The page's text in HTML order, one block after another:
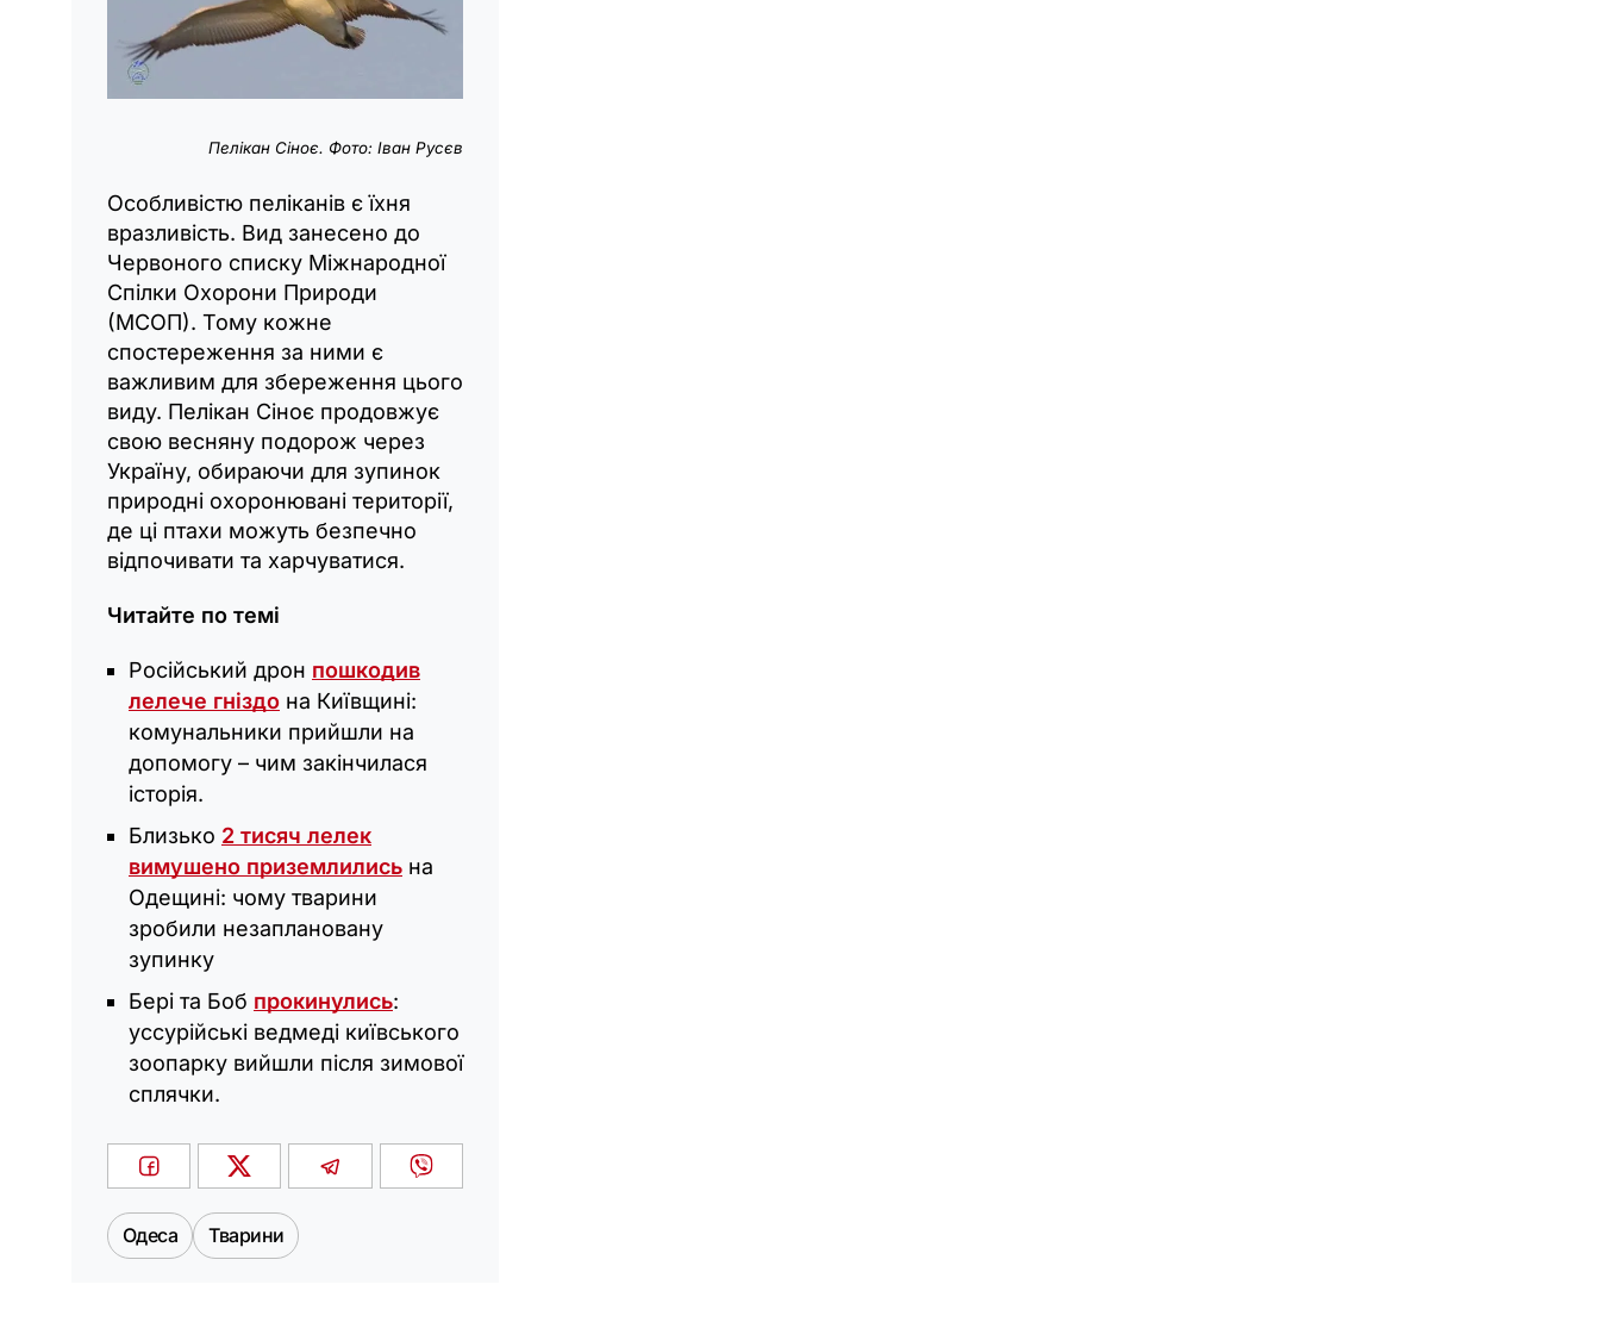
Пелікан Сіноє. Фото: Іван Русєв
Особливістю пеліканів є їхня
вразливість. Вид занесено до
Червоного списку Міжнародної
Спілки Охорони Природи
(МСОП). Тому кожне
спостереження за ними є
важливим для збереження цього
виду. Пелікан Сіноє продовжує
свою весняну подорож через
Україну, обираючи для зупинок
природні охоронювані території,
де ці птахи можуть безпечно
відпочивати та харчуватися.
Читайте по темі
Російський дрон пошкодив
лелече гніздо на Київщині:
комунальники прийшли на
допомогу – чим закінчилася
історія.
Близько 2 тисяч лелек
вимушено приземлились на
Одещині: чому тварини
зробили незаплановану
зупинку
Бері та Боб прокинулись:
уссурійські ведмеді київського
зоопарку вийшли після зимової
сплячки.
Одеса Тварини